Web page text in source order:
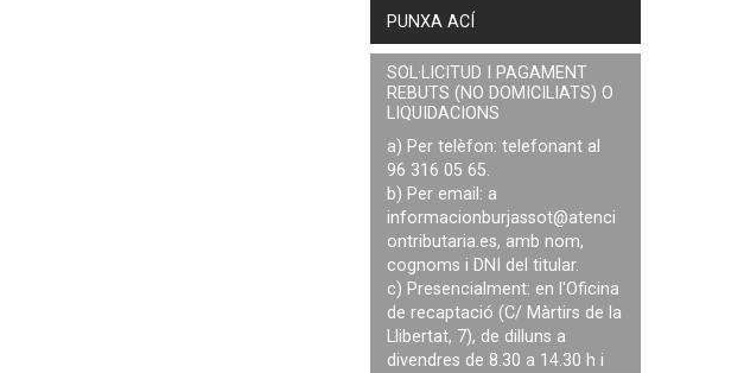
PUNXA ACÍ
SOL·LICITUD I PAGAMENT
REBUTS (NO DOMICILIATS) O
LIQUIDACIONS
a) Per telèfon: telefonant al
96 316 05 65.
b) Per email: a
informacionburjassot@atenci
ontributaria.es, amb nom,
cognoms i DNI del titular.
c) Presencialment: en l'Oficina
de recaptació (C/ Màrtirs de la
Llibertat, 7), de dilluns a
divendres de 8.30 a 14.30 h i